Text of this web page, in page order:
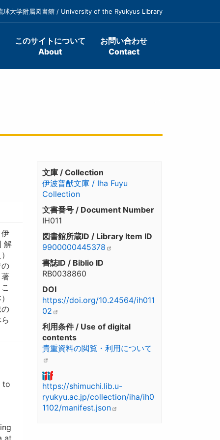
球大学附属図書館 / University of the Ryukyus Library
このサイトについて
About
お問い合わせ
Contact
解
to
at
文庫 / Collection
伊波普猷文庫 / Iha Fuyu
Collection
文書番号 / Document Number
IH011
図書館所蔵ID / Library Item ID
9900000445378
書誌ID / Biblio ID
RB0038860
DOI
https://doi.org/10.24564/ih011
02
利用条件 / Use of digital
contents
貴重資料の閲覧・利用について
https://shimuchi.lib.u-
ryukyu.ac.jp/collection/iha/ih0
1102/manifest.json